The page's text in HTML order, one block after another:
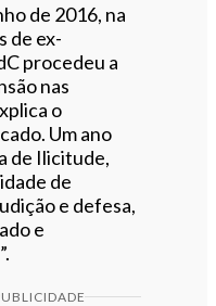
de 2016, na
de ex-
procedeu a
nas
o
Um ano
de Ilicitude,
de
e defesa,
e